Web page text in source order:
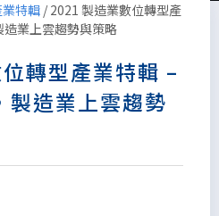
業特輯 / 2021 製造業數位轉型產
業上雲趨勢與策略
轉型產業特輯 –
製造業上雲趨勢